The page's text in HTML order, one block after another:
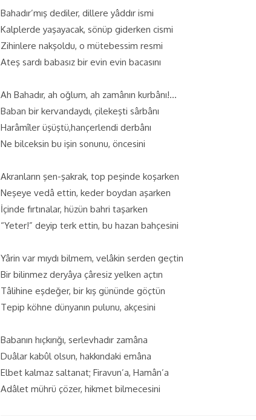
Bahadır’mış dediler, dillere yâddır ismi
Kalplerde yaşayacak, sönüp giderken cismi
Zihinlere nakşoldu, o mütebessim resmi
Ateş sardı babasız bir evin evin bacasını
Ah Bahadır, ah oğlum, ah zamânın kurbânı!…
Baban bir kervandaydı, çilekeşti sârbânı
Harâmîler üşüştü,hançerlendi derbânı
Ne bilceksin bu işin sonunu, öncesini
Akranların şen-şakrak, top peşinde koşarken
Neşeye vedâ ettin, keder boydan aşarken
İçinde fırtınalar, hüzün bahri taşarken
“Yeter!” deyip terk ettin, bu hazan bahçesini
Yârin var mıydı bilmem, velâkin serden geçtin
Bir bilinmez deryâya çâresiz yelken açtın
Tâlihine eşdeğer, bir kış gününde göçtün
Tepip köhne dünyanın pulunu, akçesini
Babanın hıçkırığı, serlevhadır zamâna
Duâlar kabûl olsun, hakkındaki emâna
Elbet kalmaz saltanat; Firavun’a, Hamân’a
Adâlet mührü çözer, hikmet bilmecesini